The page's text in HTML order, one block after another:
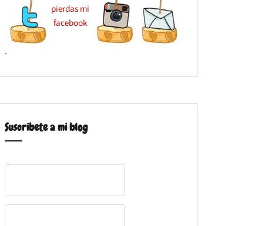
.
Suscribete a mi blog